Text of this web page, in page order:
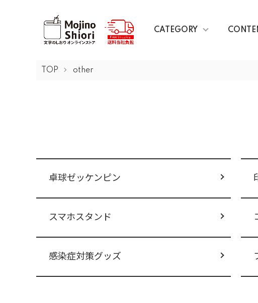
CATEGORY
TOP other
卓球ゼッケンピン
スマホスタンド
感染症対策グッズ